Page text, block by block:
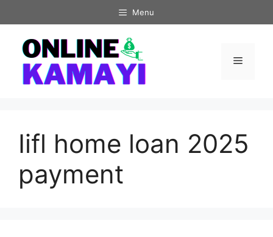
to
content
Menu
Menu
Iifl home loan 2025
payment